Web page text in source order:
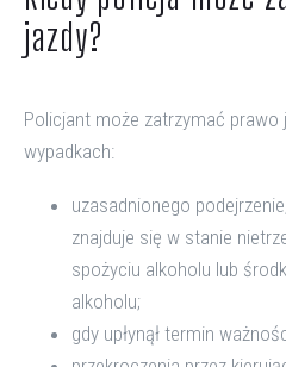
jazdy?
Policjant może zatrzymać prawo
wypadkach:
uzasadnionego
znajduje się w stanie
spożyciu alkoholu lub
alkoholu;
gdy upłynął termin